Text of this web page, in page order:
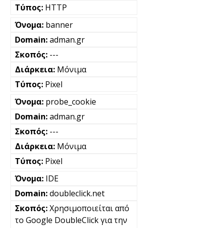
HTTP
banner
adman.gr
---
Μόνιμα
Pixel
probe_cookie
adman.gr
---
Μόνιμα
Pixel
IDE
doubleclick.net
Χρησιμοποιείται από
το Google DoubleClick για την